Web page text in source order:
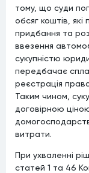
тому, що суди
обсяг коштів,
придбання та
ввезення
сукупністю
передбачає
реєстрація
Таким чином,
договірною
витрати.
При ухваленні
статей 1 та 46